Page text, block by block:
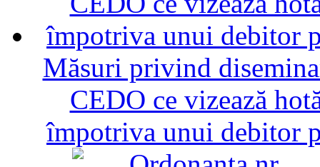
Măsuri privind
CEDO ce vizează
împotriva unui debitor